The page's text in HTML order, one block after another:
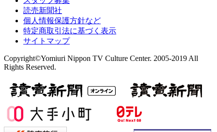
読売新聞社
個人情報保護方針など
特定商取引法に基づく表示
サイトマップ
Copyright©Yomiuri Nippon TV Culture Center. 2005-2019 All
Rights Reserved.